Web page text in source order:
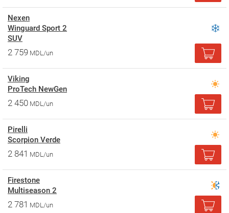
Nexen
Winguard Sport 2
SUV
2 759 MDL/un
Viking
ProTech NewGen
2 450 MDL/un
Pirelli
Scorpion Verde
2 841 MDL/un
Firestone
Multiseason 2
2 781 MDL/un